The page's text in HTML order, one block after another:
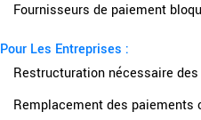
Fournisseurs de paiement
Pour Les Entreprises :
Restructuration nécessaire
Remplacement des paiements